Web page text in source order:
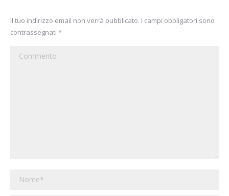
Il tuo indirizzo email non verrà pubblicato. I campi obbligatori sono
contrassegnati *
Commento
Nome *